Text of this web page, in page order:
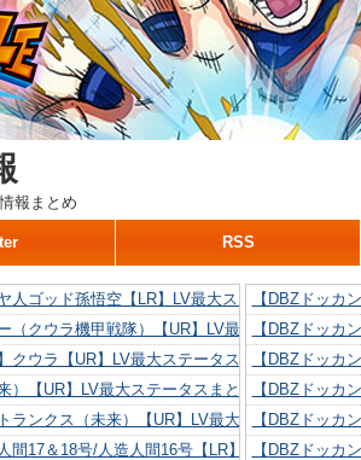
報まとめ
RSS
人ゴッド孫悟空【LR】LV最大ステータスまとめ
（クウラ機甲戦隊）【UR】LV最大ステータスま
クウラ【UR】LV最大ステータスまとめ！
）【UR】LV最大ステータスまとめ！
ランクス（未来）【UR】LV最大ステータスまと
17＆18号/人造人間16号【LR】LV最大ステータ
【DBZドッカ
【DBZドッカ
【DBZドッカ
【DBZドッカ
【DBZドッカ
【DBZドッカ